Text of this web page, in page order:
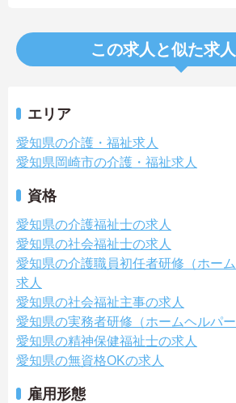
この求人と似た求
エリア
愛知県の介護・福祉求人
愛知県岡崎市の介護・福祉求人
資格
愛知県の介護福祉士の求人
愛知県の社会福祉士の求人
愛知県の介護職員初任者研修（ホー
求人
愛知県の社会福祉主事の求人
愛知県の実務者研修（ホームヘルパ
愛知県の精神保健福祉士の求人
愛知県の無資格OKの求人
雇用形態